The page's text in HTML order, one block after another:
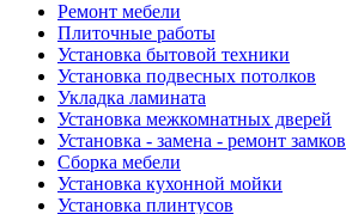
Ремонт мебели
Плиточные работы
Установка бытовой техники
Установка подвесных потолков
Укладка ламината
Установка межкомнатных дверей
Установка - замена - ремонт замков
Сборка мебели
Установка кухонной мойки
Установка плинтусов